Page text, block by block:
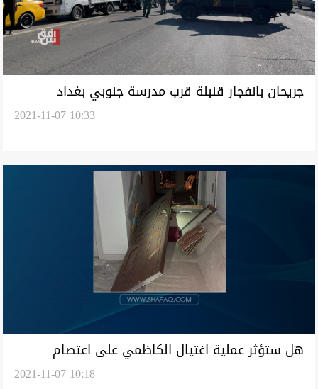
جريحان بانفجار قنبلة قرب مدرسة جنوبي بغداد
2021-11-07 10:33
هل ستؤثر عملية اغتيال الكاظمي على اعتصام
الرافضين للانتخابات؟.. الإطار التنسيقي يكشف
2021-11-07 10:18